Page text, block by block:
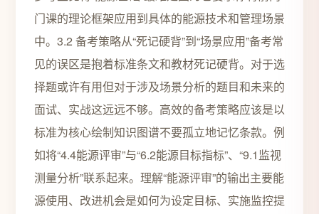
门课的理论框架应用到具体的能源技术和管理场景
中。3.2 备考策略从“死记硬背”到“场景应用”备考常
见的误区是抱着标准条文和教材死记硬背。对于选
择题或许有用但对于涉及场景分析的题目和未来的
面试、实战这远远不够。高效的备考策略应该是以
标准为核心绘制知识图谱不要孤立地记忆条款。例
如将“4.4能源评审”与“6.2能源目标指标”、“9.1监视
测量分析”联系起来。理解“能源评审”的输出主要能
源使用、改进机会是如何为设定目标、实施监控提